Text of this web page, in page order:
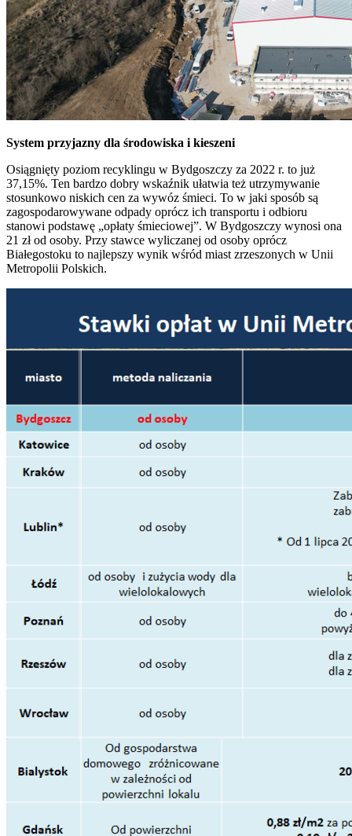
System przyjazny dla środowiska i kieszeni
Osiągnięty poziom recyklingu w Bydgoszczy za 2022 r. to już
37,15%. Ten bardzo dobry wskaźnik ułatwia też utrzymywanie
stosunkowo niskich cen za wywóz śmieci. To w jaki sposób są
zagospodarowywane odpady oprócz ich transportu i odbioru
stanowi podstawę „opłaty śmieciowej”. W Bydgoszczy wynosi ona
21 zł od osoby. Przy stawce wyliczanej od osoby oprócz
Białegostoku to najlepszy wynik wśród miast zrzeszonych w Unii
Metropolii Polskich.